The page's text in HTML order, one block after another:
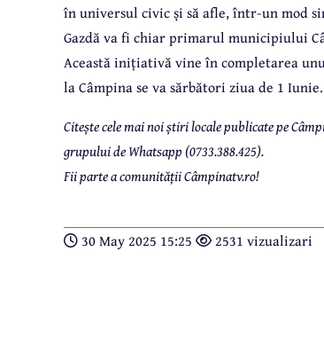
în universul civic și să afle, într-un mod
Gazdă va fi chiar primarul municipiului
Această inițiativă vine în completarea
la Câmpina se va sărbători ziua de 1 Iunie.
Citește cele mai noi știri locale publicate pe
grupului de Whatsapp (0733.388.425).
Fii parte a comunității Câmpinatv.ro!
30 May 2025 15:25 2531 vizualizari